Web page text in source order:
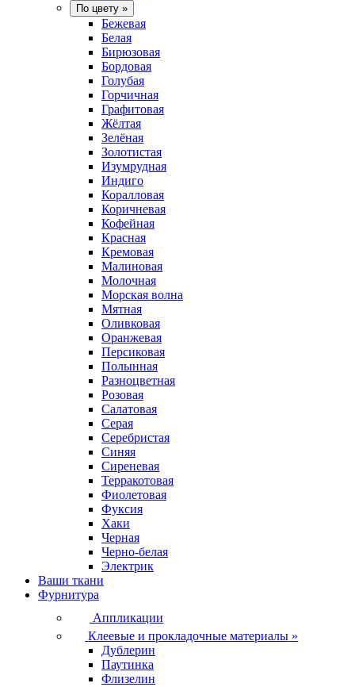
По цвету »
Бежевая
Белая
Бирюзовая
Бордовая
Голубая
Горчичная
Графитовая
Жёлтая
Зелёная
Золотистая
Изумрудная
Индиго
Коралловая
Коричневая
Кофейная
Красная
Кремовая
Малиновая
Молочная
Морская волна
Мятная
Оливковая
Оранжевая
Персиковая
Полынная
Разноцветная
Розовая
Салатовая
Серая
Серебристая
Синяя
Сиреневая
Терракотовая
Фиолетовая
Фуксия
Хаки
Черная
Черно-белая
Электрик
Ваши ткани
Фурнитура
Аппликации
Клеевые и прокладочные материалы »
Дублерин
Паутинка
Флизелин